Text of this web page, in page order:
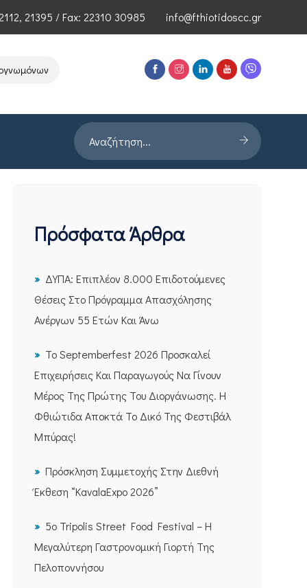
, 21395 / Fax: 22310 30985 info@fthiotidoscc.gr
Τεχνολογιών Αιχμής του ΕΦΕΠΑΕ Παρουσίαση Έρευνας
Πρόσφατα Άρθρα
ΔΥΠΑ: Επιπλέον 8.000 Επιδοτούμενες
Θέσεις Στο Πρόγραμμα Απασχόλησης
Ανέργων 55 Ετών Και Άνω
Το Septemberfest 2026 Προσκαλεί
Επιχειρήσεις Και Παραγωγούς Να Γίνουν
Μέρος Της Πρώτης Του Διοργάνωσης. Η
Φθιώτιδα Αποκτά Το Δικό Της Φεστιβάλ
Μπύρας!
Πρόσκληση Συμμετοχής Στην Διεθνή
Έκθεση “KavalaExpo 2026”
5ο Tripolis Street Food Festival – Η
Μεγαλύτερη Γαστρονομική Γιορτή Της
Πελοποννήσου